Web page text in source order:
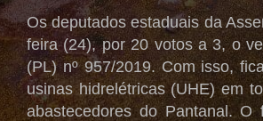
Os deputados estaduais da
feira (24), por 20 votos a 3, o
(PL) nº 957/2019. Com isso,
usinas hidrelétricas (UHE) em
abastecedores do Pantanal.